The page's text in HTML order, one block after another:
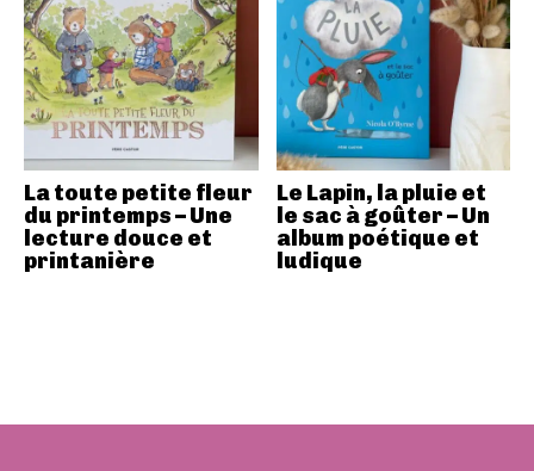
La toute petite fleur
du printemps – Une
lecture douce et
printanière
Le Lapin, la pluie et
le sac à goûter – Un
album poétique et
ludique